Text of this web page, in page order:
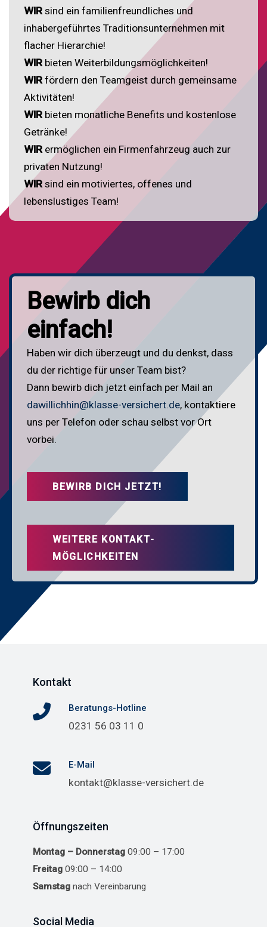
WIR sind ein familienfreundliches und
inhabergeführtes Traditionsunternehmen mit
flacher Hierarchie!
WIR bieten Weiterbildungsmöglichkeiten!
WIR fördern den Teamgeist durch gemeinsame
Aktivitäten!
WIR bieten monatliche Benefits und kostenlose
Getränke!
WIR ermöglichen ein Firmenfahrzeug auch zur
privaten Nutzung!
WIR sind ein motiviertes, offenes und
lebenslustiges Team!
Bewirb dich
einfach!
Haben wir dich überzeugt und du denkst, dass
du der richtige für unser Team bist?
Dann bewirb dich jetzt einfach per Mail an
dawillichhin@klasse-versichert.de, kontaktiere
uns per Telefon oder schau selbst vor Ort
vorbei.
BEWIRB DICH JETZT!
WEITERE KONTAKT­
MÖGLICHKEITEN
Kontakt
Beratungs-Hotline
0231 56 03 11 0
E-Mail
kontakt@klasse-versichert.de
Öffnungszeiten
Montag – Donnerstag 09:00 – 17:00
Freitag 09:00 – 14:00
Samstag nach Vereinbarung
Social Media